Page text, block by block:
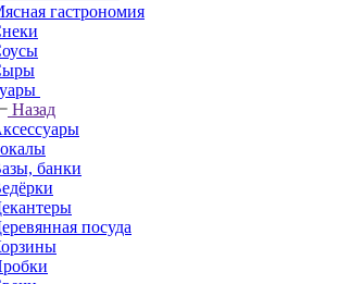
гастрономия
Назад
банки
посуда